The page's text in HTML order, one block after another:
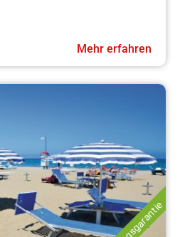
Mehr erfahren